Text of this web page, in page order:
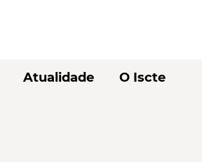
Atualidade O Iscte